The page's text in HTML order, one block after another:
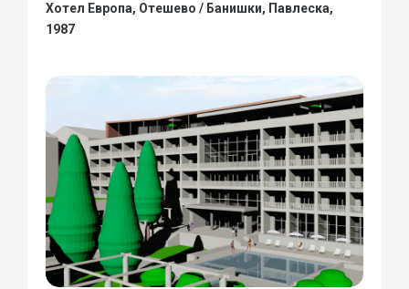
Хотел Европа, Отешево / Банишки, Павлеска,
1987